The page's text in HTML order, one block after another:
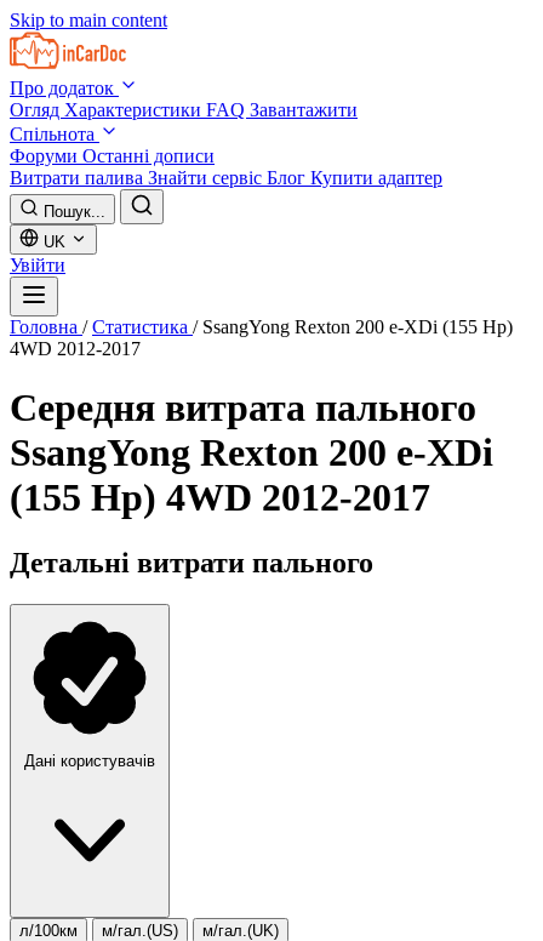
Skip to main content
Про додаток
Огляд Характеристики FAQ Завантажити
Спільнота
Форуми Останні дописи
Витрати палива Знайти сервіс Блог Купити адаптер
Пошук...
UK
Увійти
Головна / Статистика / SsangYong Rexton 200 e-XDi (155 Hp)
4WD 2012-2017
Середня витрата пального
SsangYong Rexton 200 e-XDi
(155 Hp) 4WD 2012-2017
Детальні витрати пального
Дані користувачів
л/100км м/гал.(US) м/гал.(UK)